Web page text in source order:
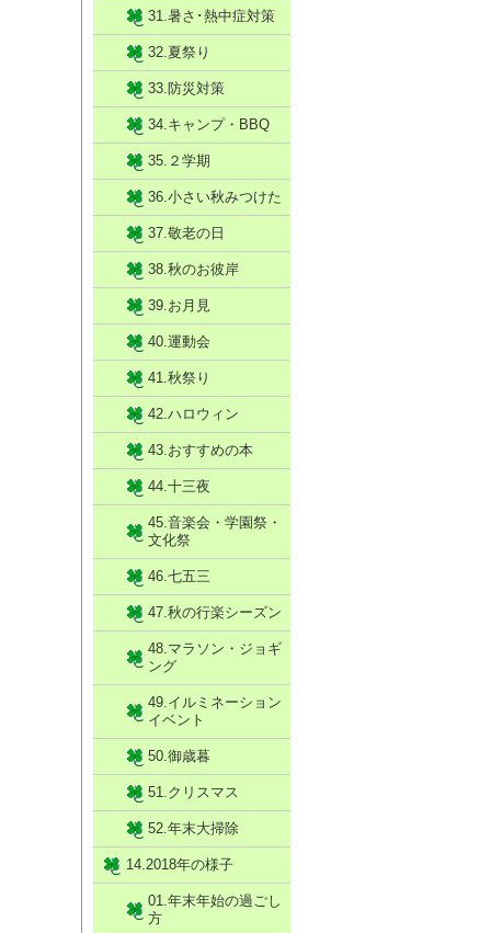
31.暑さ･熱中症対策
32.夏祭り
33.防災対策
34.キャンプ・BBQ
35.２学期
36.小さい秋みつけた
37.敬老の日
38.秋のお彼岸
39.お月見
40.運動会
41.秋祭り
42.ハロウィン
43.おすすめの本
44.十三夜
45.音楽会・学園祭・
文化祭
46.七五三
47.秋の行楽シーズン
48.マラソン・ジョギ
ング
49.イルミネーション
イベント
50.御歳暮
51.クリスマス
52.年末大掃除
14.2018年の様子
01.年末年始の過ごし
方